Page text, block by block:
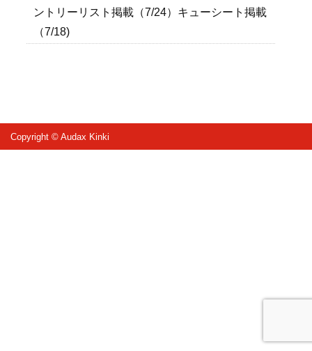
ントリーリスト掲載（7/24）キューシート掲載
（7/18)
Copyright © Audax Kinki